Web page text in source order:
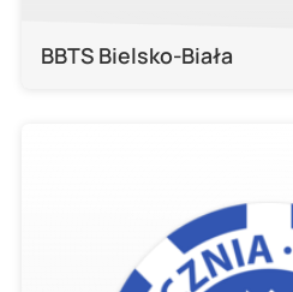
BBTS Bielsko-Biała